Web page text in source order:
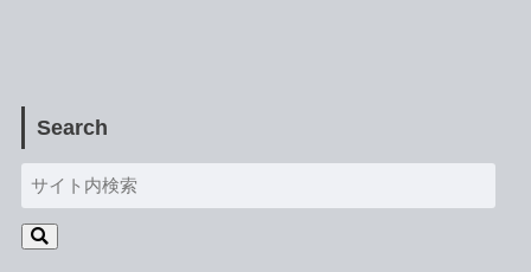
Search